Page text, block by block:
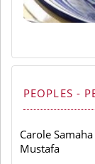
PEOPLES -
Carole
Mustafa